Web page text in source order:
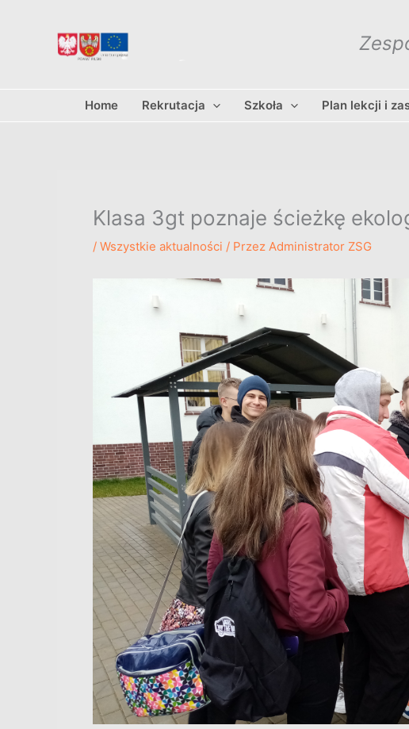
Home Rekrutacja Szkoła Plan lekcji i
Klasa 3gt poznaje ścieżkę
/ Wszystkie aktualności / Przez Administrator ZSG